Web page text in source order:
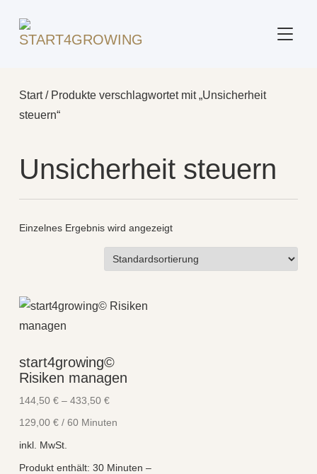
Start/ Produkte verschlagwortet mit „Unsicherheit
steuern“
Unsicherheit steuern
Einzelnes Ergebnis wird angezeigt
start4growing©
Risiken managen
144,50 €– 433,50 €
129,00 €/ 60 Minuten
inkl. MwSt.
Produkt enthält: 30 Minuten –